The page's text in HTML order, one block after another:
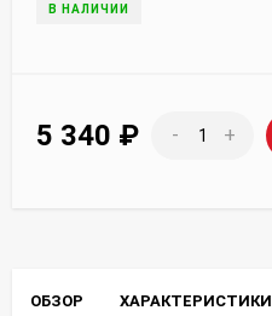
В НАЛИЧИИ
5 340 ₽ - +
ОБЗОР ХАРАКТЕРИСТИКИ